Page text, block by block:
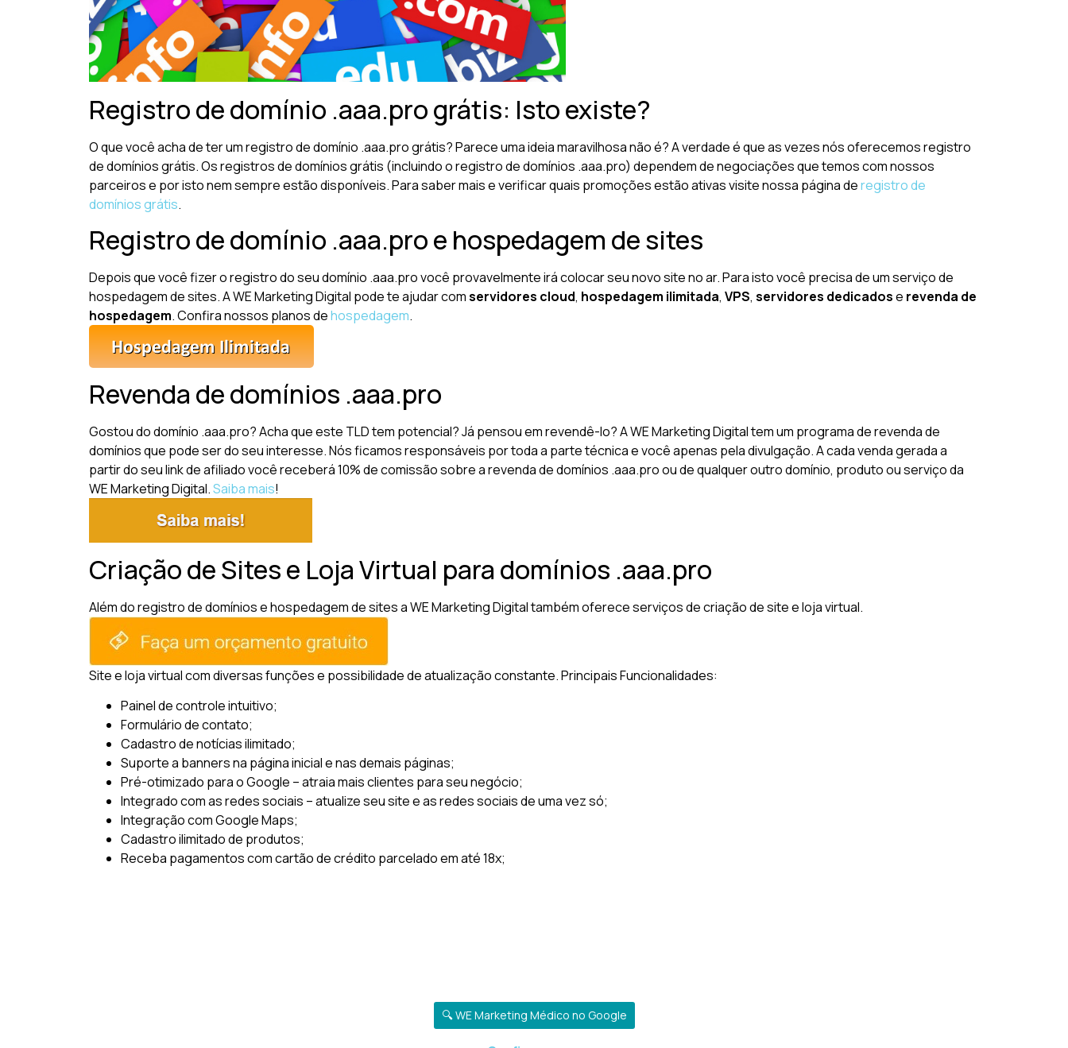
Registro de domínio .aaa.pro grátis: Isto existe?
O que você acha de ter um registro de domínio .aaa.pro grátis? Parece uma ideia maravilhosa não é? A verdade é que as vezes nós oferecemos registro
de domínios grátis. Os registros de domínios grátis (incluindo o registro de domínios .aaa.pro) dependem de negociações que temos com nossos
parceiros e por isto nem sempre estão disponíveis. Para saber mais e verificar quais promoções estão ativas visite nossa página deregistro de
domínios grátis.
Registro de domínio .aaa.pro e hospedagem de sites
Depois que você fizer o registro do seu domínio .aaa.pro você provavelmente irá colocar seu novo site no ar. Para isto você precisa de um serviço de
hospedagem de sites. A WE Marketing Digital pode te ajudar comservidores cloud, hospedagem ilimitada, VPS, servidores dedicadose revenda de
hospedagem. Confira nossos planos dehospedagem.
Revenda de domínios .aaa.pro
Gostou do domínio .aaa.pro? Acha que este TLD tem potencial? Já pensou em revendê-lo? A WE Marketing Digital tem um programa de revenda de
domínios que pode ser do seu interesse. Nós ficamos responsáveis por toda a parte técnica e você apenas pela divulgação. A cada venda gerada a
partir do seu link de afiliado você receberá 10% de comissão sobre a revenda de domínios .aaa.pro ou de qualquer outro domínio, produto ou serviço da
WE Marketing Digital.Saiba mais!
Criação de Sites e Loja Virtual para domínios .aaa.pro
Além do registro de domínios e hospedagem de sites a WE Marketing Digital também oferece serviços de criação de site e loja virtual.
Site e loja virtual com diversas funções e possibilidade de atualização constante.Principais Funcionalidades:
Painel de controle intuitivo;
Formulário de contato;
Cadastro de notícias ilimitado;
Suporte a banners na página inicial e nas demais páginas;
Pré-otimizado para o Google – atraia mais clientes para seu negócio;
Integrado com as redes sociais – atualize seu site e as redes sociais de uma vez só;
Integração com Google Maps;
Cadastro ilimitado de produtos;
Receba pagamentos com cartão de crédito parcelado em até 18x;
🔍 WE Marketing Médico no Google